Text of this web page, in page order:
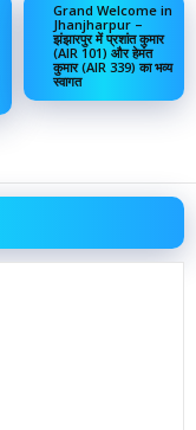
Grand Welcome in
Jhanjharpur –
झंझारपुर में प्रशांत कुमार
(AIR 101) और हेमंत
कुमार (AIR 339) का भव्य
स्वागत